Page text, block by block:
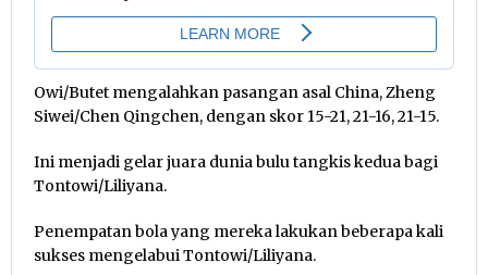
Owi/Butet mengalahkan pasangan asal China, Zheng
Siwei/Chen Qingchen, dengan skor 15-21, 21-16, 21-15.
Ini menjadi gelar juara dunia bulu tangkis kedua bagi
Tontowi/Liliyana.
Penempatan bola yang mereka lakukan beberapa kali
sukses mengelabui Tontowi/Liliyana.